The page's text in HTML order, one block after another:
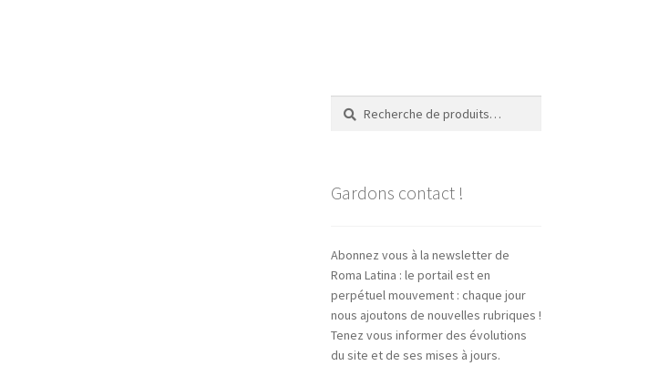
Recherche
pour :
Recherche
Gardons contact !
Abonnez vous à la newsletter de
Roma Latina : le portail est en
perpétuel mouvement : chaque jour
nous ajoutons de nouvelles rubriques !
Tenez vous informer des évolutions
du site et de ses mises à jours.